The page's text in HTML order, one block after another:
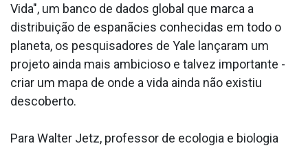
Vida", um banco de dados global que marca a
distribuição de espanãcies conhecidas em todo o
planeta, os pesquisadores de Yale lançaram um
projeto ainda mais ambicioso e talvez importante -
criar um mapa de onde a vida ainda não existiu
descoberto.
Para Walter Jetz, professor de ecologia e biologia